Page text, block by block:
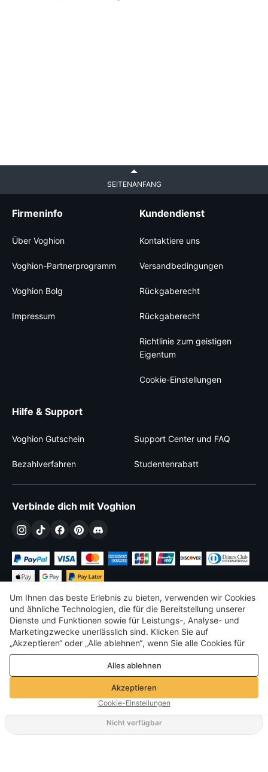
Nicht verfügbar
SEITENANFANG
Firmeninfo
Über Voghion
Voghion-Partnerprogramm
Voghion Bolg
Impressum
Kundendienst
Kontaktiere uns
Versandbedingungen
Rückgaberecht
Rückgaberecht
Richtlinie zum geistigen
Eigentum
Cookie-Einstellungen
Hilfe & Support
Voghion Gutschein Support Center und FAQ
Bezahlverfahren Studentenrabatt
Verbinde dich mit Voghion
€ EUR Germany
©2026 Voghion
Terms & amp; Bedingungen
Datenschutz- und Cookie-Richtlinie
Community-Richtlinien
Um Ihnen das beste Erlebnis zu bieten, verwenden wir Cookies
und ähnliche Technologien, die für die Bereitstellung unserer
Dienste und Funktionen sowie für Leistungs-, Analyse- und
Marketingzwecke unerlässlich sind. Klicken Sie auf
„Akzeptieren“ oder „Alle ablehnen“, wenn Sie alle Cookies für
Leistungs-, Analyse- und Marketingzwecke zulassen oder
ablehnen möchten. Weitere Informationen finden Sie in unserer
Datenschutz- und Cookie-Richtlinie
Alles ablehnen
Akzeptieren
Cookie-Einstellungen